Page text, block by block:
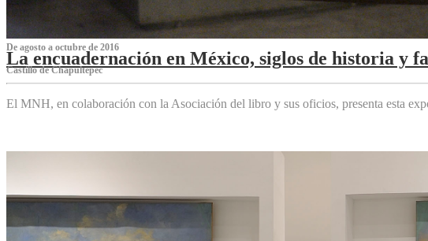
De agosto a octubre de 2016
La encuadernación en México, siglos de historia y
Castillo de Chapultepec
El MNH, en colaboración con la Asociación del libro y sus oficios, presenta esta